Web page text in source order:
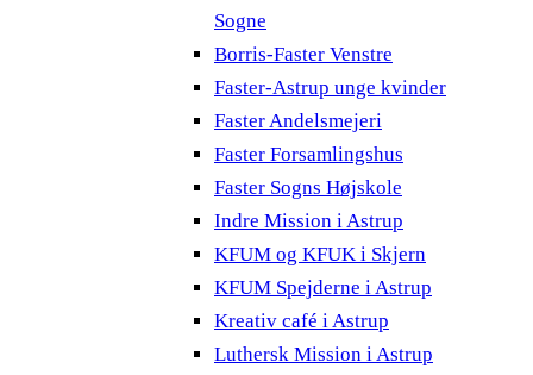
Sogne
Borris-Faster Venstre
Faster-Astrup unge kvinder
Faster Andelsmejeri
Faster Forsamlingshus
Faster Sogns Højskole
Indre Mission i Astrup
KFUM og KFUK i Skjern
KFUM Spejderne i Astrup
Kreativ café i Astrup
Luthersk Mission i Astrup